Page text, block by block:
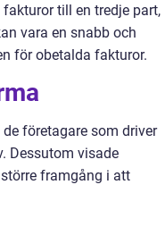
till en tredje part,
vara en snabb och
för obetalda fakturor.
företagare som driver
Dessutom visade
framgång i att